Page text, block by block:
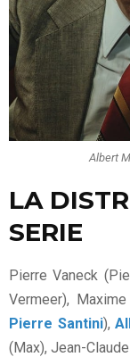
Albert
LA
SERIE
Pierre Vaneck
Vermeer),
Pierre Santini),
(Max), Jean-